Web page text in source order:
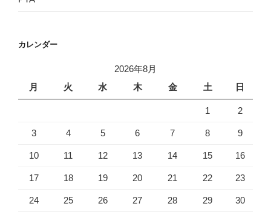
カレンダー
2026年8月
月
火 水 木 金 土 日
1 2
3 4 5 6 7 8 9
10 11 12 13 14 15 16
17 18 19 20 21 22 23
24 25 26 27 28 29 30